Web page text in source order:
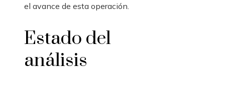
el avance de esta operación.
Estado del
análisis